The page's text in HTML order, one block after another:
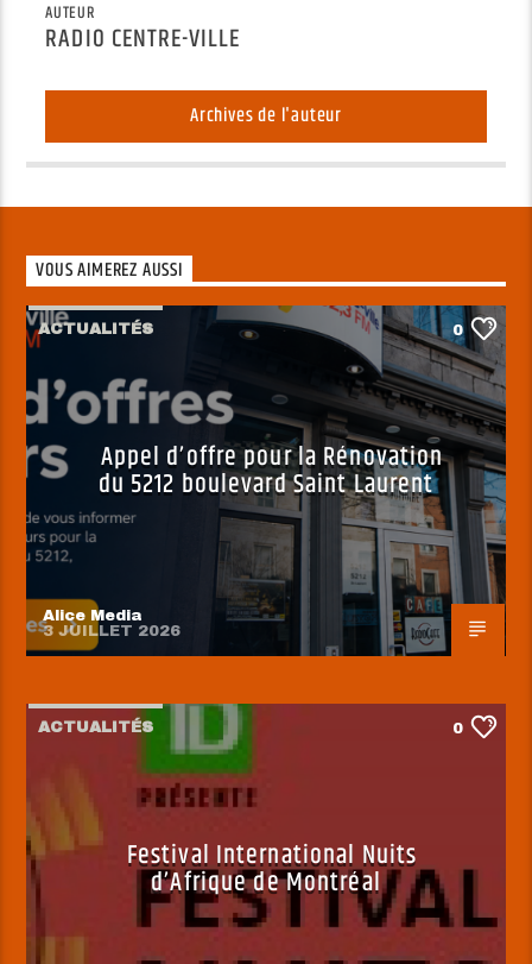
AUTEUR
RADIO CENTRE-VILLE
Archives de l'auteur
VOUS AIMEREZ AUSSI
ACTUALITÉS 0
Appel d’offre pour la Rénovation
du 5212 boulevard Saint Laurent
Alice Media
3 JUILLET 2026
ACTUALITÉS 0
Festival International Nuits
d’Afrique de Montréal